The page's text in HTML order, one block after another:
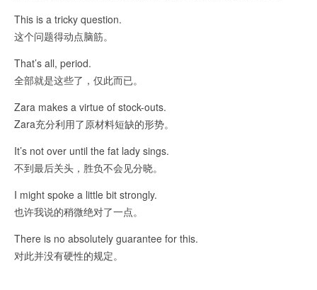
This is a tricky question.
这个问题得动点脑筋。
That’s all, period.
全部就是这些了，仅此而已。
Zara makes a virtue of stock-outs.
Zara充分利用了原材料短缺的形势。
It’s not over until the fat lady sings.
不到最后关头，胜负不会见分晓。
I might spoke a little bit strongly.
也许我说的稍微绝对了一点。
There is no absolutely guarantee for this.
对此并没有硬性的规定。